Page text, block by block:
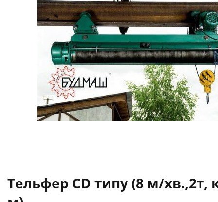
Тельфер CD типу (8 м/хв.,2т,